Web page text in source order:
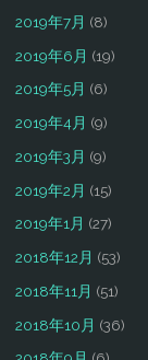
2019年7月 (8)
2019年6月 (19)
2019年5月 (6)
2019年4月 (9)
2019年3月 (9)
2019年2月 (15)
2019年1月 (27)
2018年12月 (53)
2018年11月 (51)
2018年10月 (36)